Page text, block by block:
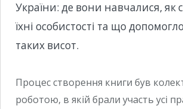
України: де вони навчалися, як
їхні особистості та що
таких висот.
Процес створення книги був
роботою, в якій брали участь усі